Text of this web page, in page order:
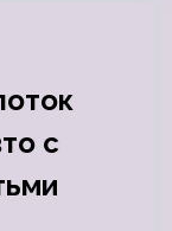
с